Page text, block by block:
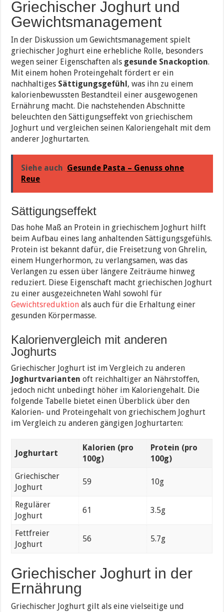
Griechischer Joghurt und
Gewichtsmanagement
In der Diskussion um Gewichtsmanagement spielt
griechischer Joghurt eine erhebliche Rolle, besonders
wegen seiner Eigenschaften als gesunde Snackoption.
Mit einem hohen Proteingehalt fördert er ein
nachhaltiges Sättigungsgefühl , was ihn zu einem
kalorienbewussten Bestandteil einer ausgewogenen
Ernährung macht. Die nachstehenden Abschnitte
beleuchten den Sättigungseffekt von griechischem
Joghurt und vergleichen seinen Kaloriengehalt mit dem
anderer Joghurtarten.
Siehe auch Gesunde Pasta – Genuss ohne
Reue
Sättigungseffekt
Das hohe Maß an Protein in griechischem Joghurt hilft
beim Aufbau eines lang anhaltenden Sättigungsgefühls.
Protein ist bekannt dafür, die Freisetzung von Ghrelin,
einem Hungerhormon, zu verlangsamen, was das
Verlangen zu essen über längere Zeiträume hinweg
reduziert. Diese Eigenschaft macht griechischen Joghurt
zu einer ausgezeichneten Wahl sowohl für
Gewichtsreduktion als auch für die Erhaltung einer
gesunden Körpermasse.
Kalorienvergleich mit anderen
Joghurts
Griechischer Joghurt ist im Vergleich zu anderen
Joghurtvarianten oft reichhaltiger an Nährstoffen,
jedoch nicht unbedingt höher im Kaloriengehalt. Die
folgende Tabelle bietet einen Überblick über den
Kalorien- und Proteingehalt von griechischem Joghurt
im Vergleich zu anderen gängigen Joghurtarten:
Joghurtart
Kalorien (pro
100g)
Protein (pro
100g)
Griechischer
Joghurt
59 10g
Regulärer
Joghurt
61 3.5g
Fettfreier
Joghurt
56 5.7g
Griechischer Joghurt in der
Ernährung
Griechischer Joghurt gilt als eine vielseitige und